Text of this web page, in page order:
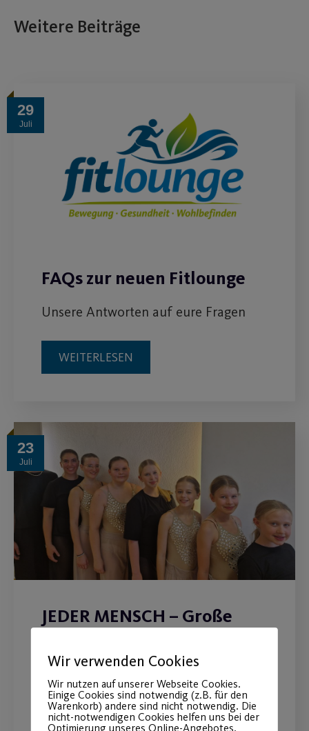
Weitere Beiträge
29
Juli
FAQs zur neuen Fitlounge
Unsere Antworten auf eure Fragen
WEITERLESEN
23
Juli
JEDER MENSCH – Große
Fürth!
Jetzt noch schnell Tickets sichern!
Wir verwenden Cookies
Wir nutzen auf unserer Webseite Cookies.
Einige Cookies sind notwendig (z.B. für den
Warenkorb) andere sind nicht notwendig. Die
nicht-notwendigen Cookies helfen uns bei der
Optimierung unseres Online-Angebotes,